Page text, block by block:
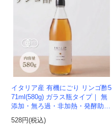
イタリア産 有機にごり リンゴ酢5
71ml(580g) ガラス瓶タイプ｜ 無
添加・無ろ過・非加熱・発酵助剤
不使用のアップルサイダービネガ
ー -かわしま屋-
528円(税込)